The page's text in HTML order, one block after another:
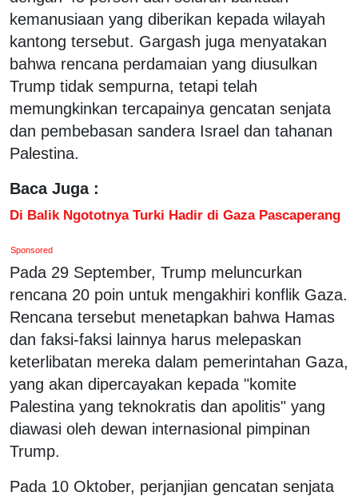
kemanusiaan yang diberikan kepada wilayah
kantong tersebut. Gargash juga menyatakan
bahwa rencana perdamaian yang diusulkan
Trump tidak sempurna, tetapi telah
memungkinkan tercapainya gencatan senjata
dan pembebasan sandera Israel dan tahanan
Palestina.
Baca Juga :
Di Balik Ngototnya Turki Hadir di Gaza Pascaperang
Sponsored
Pada 29 September, Trump meluncurkan
rencana 20 poin untuk mengakhiri konflik Gaza.
Rencana tersebut menetapkan bahwa Hamas
dan faksi-faksi lainnya harus melepaskan
keterlibatan mereka dalam pemerintahan Gaza,
yang akan dipercayakan kepada "komite
Palestina yang teknokratis dan apolitis" yang
diawasi oleh dewan internasional pimpinan
Trump.
Pada 10 Oktober, perjanjian gencatan senjata